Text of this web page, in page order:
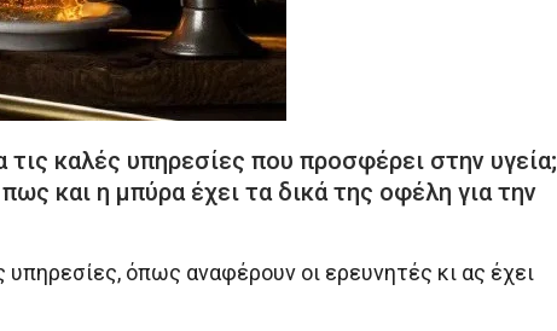
τις καλές υπηρεσίες που προσφέρει στην υγεία;
και η μπύρα έχει τα δικά της οφέλη για την
όπως αναφέρουν οι ερευνητές κι ας έχει